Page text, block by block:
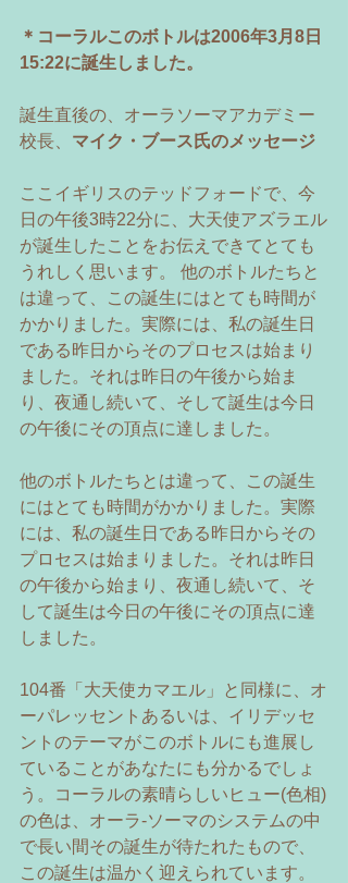
＊コーラルこのボトルは2006年3月8日
15:22に誕生しました。
誕生直後の、オーラソーマアカデミー
校長、 マイク・ブース氏のメッセージ
ここイギリスのテッドフォードで、今
日の午後3時22分に、大天使アズラエル
が誕生したことをお伝えできてとても
うれしく思います。 他のボトルたちと
は違って、この誕生にはとても時間が
かかりました。実際には、私の誕生日
である昨日からそのプロセスは始まり
ました。それは昨日の午後から始ま
り、夜通し続いて、そして誕生は今日
の午後にその頂点に達しました。
他のボトルたちとは違って、この誕生
にはとても時間がかかりました。実際
には、私の誕生日である昨日からその
プロセスは始まりました。それは昨日
の午後から始まり、夜通し続いて、そ
して誕生は今日の午後にその頂点に達
しました。
104番「大天使カマエル」と同様に、オ
ーパレッセントあるいは、イリデッセ
ントのテーマがこのボトルにも進展し
ていることがあなたにも分かるでしょ
う。コーラルの素晴らしいヒュー(色相)
の色は、オーラ‐ソーマのシステムの中
で長い間その誕生が待たれたもので、
この誕生は温かく迎えられています。